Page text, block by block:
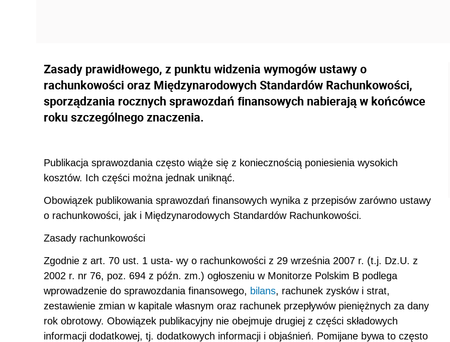
Zasady prawidłowego, z punktu widzenia wymogów ustawy o
rachunkowości oraz Międzynarodowych Standardów Rachunkowości,
sporządzania rocznych sprawozdań finansowych nabierają w końcówce
roku szczególnego znaczenia.
Publikacja sprawozdania często wiąże się z koniecznością poniesienia wysokich
kosztów. Ich części można jednak uniknąć.
Obowiązek publikowania sprawozdań finansowych wynika z przepisów zarówno ustawy
o rachunkowości, jak i Międzynarodowych Standardów Rachunkowości.
Zasady rachunkowości
Zgodnie z art. 70 ust. 1 usta- wy o rachunkowości z 29 września 2007 r. (t.j. Dz.U. z
2002 r. nr 76, poz. 694 z późn. zm.) ogłoszeniu w Monitorze Polskim B podlega
wprowadzenie do sprawozdania finansowego, bilans, rachunek zysków i strat,
zestawienie zmian w kapitale własnym oraz rachunek przepływów pieniężnych za dany
rok obrotowy. Obowiązek publikacyjny nie obejmuje drugiej z części składowych
informacji dodatkowej, tj. dodatkowych informacji i objaśnień. Pomijane bywa to często